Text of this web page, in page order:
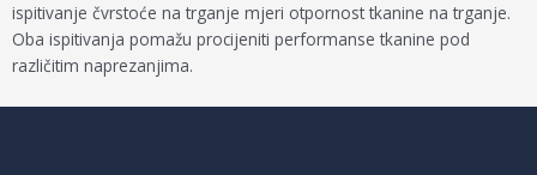
ispitivanje čvrstoće na trganje mjeri otpornost tkanine na trganje.
Oba ispitivanja pomažu procijeniti performanse tkanine pod
različitim naprezanjima.